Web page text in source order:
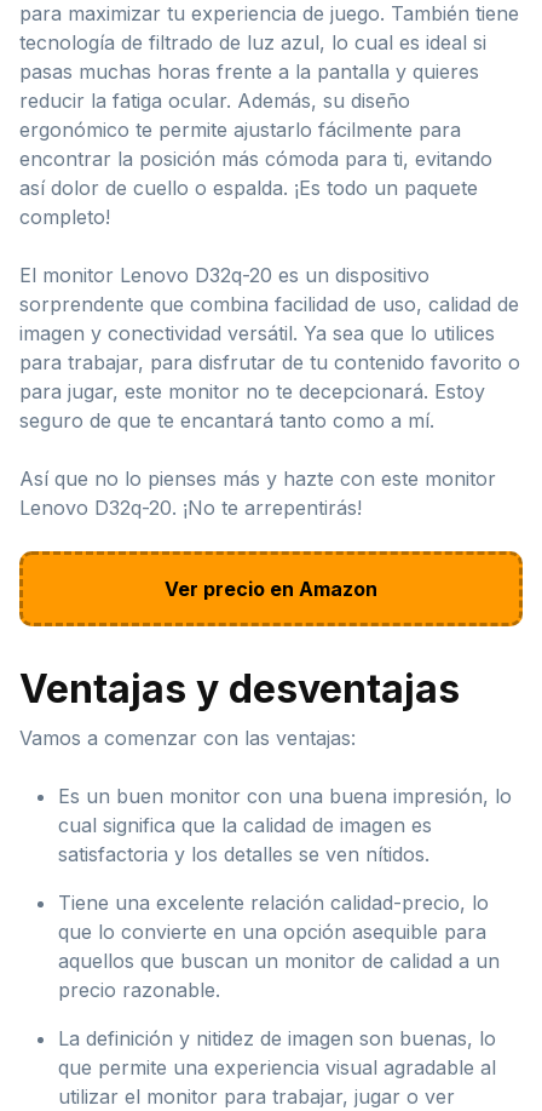
para maximizar tu experiencia de juego. También tiene
tecnología de filtrado de luz azul, lo cual es ideal si
pasas muchas horas frente a la pantalla y quieres
reducir la fatiga ocular. Además, su diseño
ergonómico te permite ajustarlo fácilmente para
encontrar la posición más cómoda para ti, evitando
así dolor de cuello o espalda. ¡Es todo un paquete
completo!
El monitor Lenovo D32q-20 es un dispositivo
sorprendente que combina facilidad de uso, calidad de
imagen y conectividad versátil. Ya sea que lo utilices
para trabajar, para disfrutar de tu contenido favorito o
para jugar, este monitor no te decepcionará. Estoy
seguro de que te encantará tanto como a mí.
Así que no lo pienses más y hazte con este monitor
Lenovo D32q-20. ¡No te arrepentirás!
Ver precio en Amazon
Ventajas y desventajas
Vamos a comenzar con las ventajas:
Es un buen monitor con una buena impresión, lo
cual significa que la calidad de imagen es
satisfactoria y los detalles se ven nítidos.
Tiene una excelente relación calidad-precio, lo
que lo convierte en una opción asequible para
aquellos que buscan un monitor de calidad a un
precio razonable.
La definición y nitidez de imagen son buenas, lo
que permite una experiencia visual agradable al
utilizar el monitor para trabajar, jugar o ver